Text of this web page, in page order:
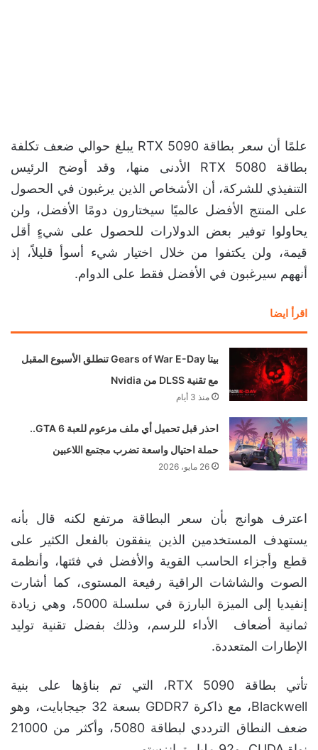
علمًا أن سعر بطاقة RTX 5090 يبلغ حوالي ضعف تكلفة
بطاقة RTX 5080 الأدنى منها، وقد أوضح الرئيس
التنفيذي للشركة، أن الأشخاص الذين يرغبون في الحصول
على المنتج الأفضل عالميًا سيختارون دومًا الأفضل، ولن
يحاولوا توفير بعض الدولارات للحصول على شيءٍ أقل
قيمة، ولن يكتفوا من خلال اختيار شيء أسوأ قليلاً، إذ
أنههم سيرغبون في الأفضل فقط على الدوام.
اقرأ ايضا
بيتا Gears of War E-Day تنطلق الأسبوع المقبل
مع تقنية DLSS من Nvidia
منذ 3 أيام
احذر قبل تحميل أي ملف مزعوم للعبة GTA 6..
حملة احتيال واسعة تضرب مجتمع اللاعبين
26 مايو، 2026
اعترف هوانج بأن سعر البطاقة مرتفع لكنه قال بأنه
يستهدف المستخدمين الذين ينفقون بالفعل الكثير على
قطع وأجزاء الحاسب القوية والأفضل في فئتها، وأنظمة
الصوت والشاشات الراقية رفيعة المستوى، كما أشارت
إنفيديا إلى الميزة البارزة في سلسلة 5000، وهي زيادة
ثمانية أضعاف الأداء للرسم، وذلك بفضل تقنية توليد
الإطارات المتعددة.
تأتي بطاقة RTX 5090، التي تم بناؤها على بنية
Blackwell، مع ذاكرة GDDR7 بسعة 32 جيجابايت، وهو
ضعف النطاق الترددي لبطاقة 5080، وأكثر من 21000